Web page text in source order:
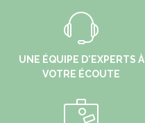
UNE ÉQUIPE D'EXPERTS À
VOTRE ÉCOUTE